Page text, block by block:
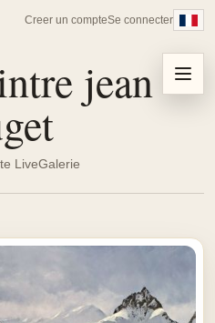
Creer un compteSe connecter
jean
LiveGalerie
Menu